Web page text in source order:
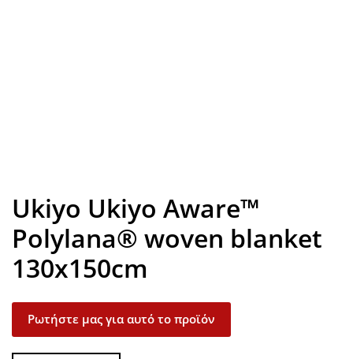
Ukiyo Ukiyo Aware™
Polylana® woven blanket
130x150cm
Ρωτήστε μας για αυτό το προϊόν